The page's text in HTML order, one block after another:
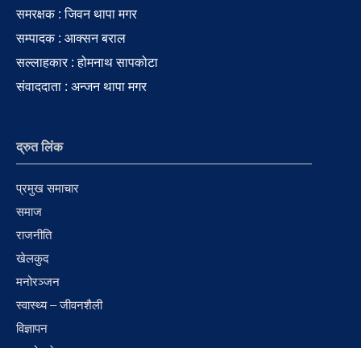
समरक्षक : जिवन थापा मगर
सम्पादक : आक्सन बराल
सल्लाहकार : होमनाथ सापकोटा
संवाददाता : अन्जन थापा मगर
द्रुत लिंक
प्रमुख समाचार
समाज
राजनीति
खेलकुद
मनोरञ्जन
स्वास्थ्य – जीवनशैली
विज्ञापन